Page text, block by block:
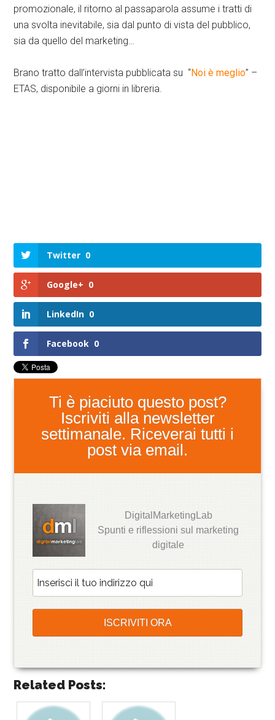
promozionale, il ritorno al passaparola assume i tratti di
una svolta inevitabile, sia dal punto di vista del pubblico,
sia da quello del marketing…
Brano tratto dall’intervista pubblicata su “Noi è meglio” –
ETAS, disponibile a giorni in libreria.
Twitter 0
Google+ 0
LinkedIn 0
Facebook 0
Ti è piaciuto questo post?
Iscriviti alla newsletter
settimanale. Riceverai tutti i
post via email.
DigitalMarketingLab
Spunti e riflessioni sul marketing
digitale
Related Posts: